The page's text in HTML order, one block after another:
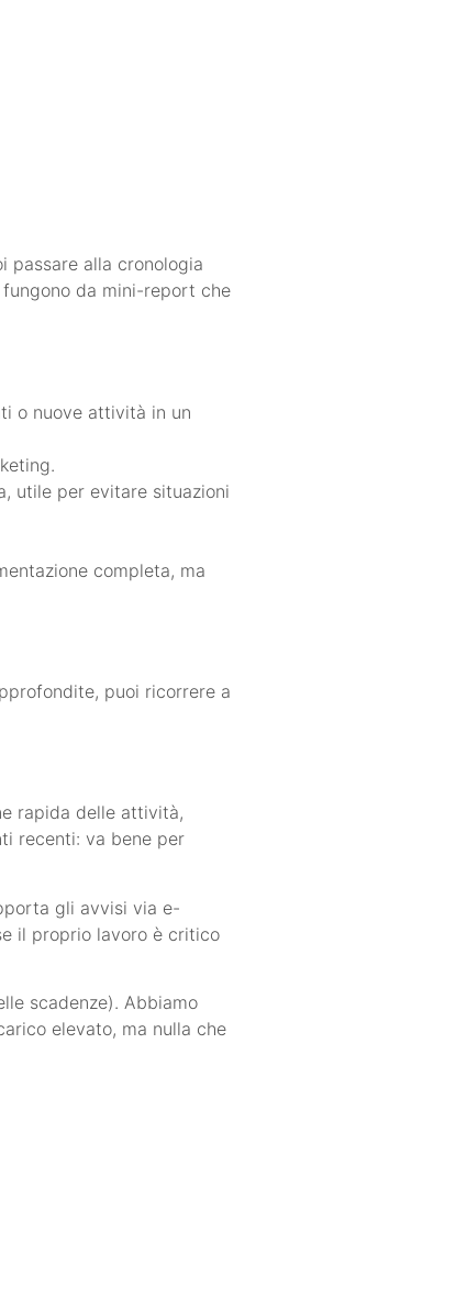
passare alla cronologia
da mini-report che
o nuove attività in un
utile per evitare situazioni
completa, ma
puoi ricorrere a
rapida delle attività,
recenti: va bene per
gli avvisi via e-
il proprio lavoro è critico
scadenze). Abbiamo
elevato, ma nulla che